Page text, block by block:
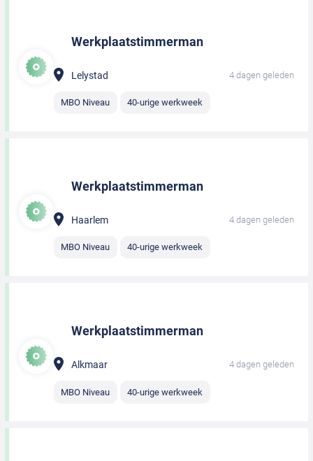
Werkplaatstimmerman
Lelystad 4 dagen geleden
MBO Niveau 40-urige werkweek
Werkplaatstimmerman
Haarlem 4 dagen geleden
MBO Niveau 40-urige werkweek
Werkplaatstimmerman
Alkmaar 4 dagen geleden
MBO Niveau 40-urige werkweek